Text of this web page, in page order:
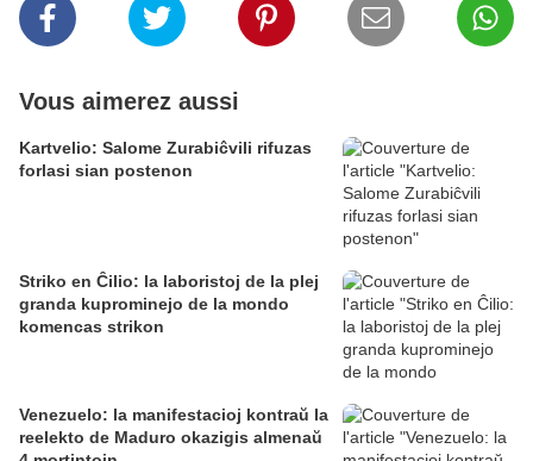
Vous aimerez aussi
Kartvelio: Salome Zurabiĉvili rifuzas
forlasi sian postenon
Striko en Ĉilio: la laboristoj de la plej
granda kuprominejo de la mondo
komencas strikon
Venezuelo: la manifestacioj kontraŭ la
reelekto de Maduro okazigis almenaŭ